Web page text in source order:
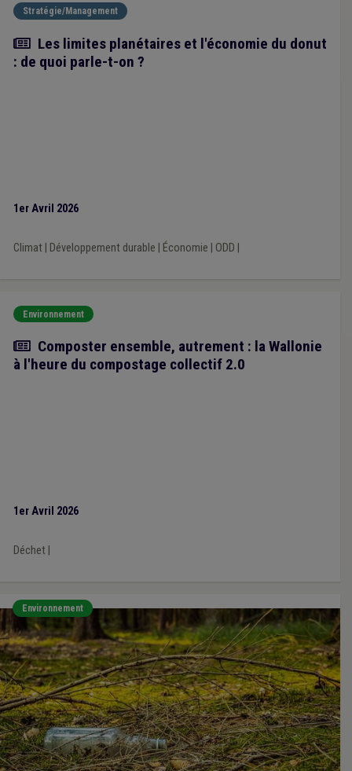
Stratégie/Management
Article
Les limites planétaires et l'économie du donut
: de quoi parle-t-on ?
1er Avril 2026
Climat| Développement durable Économie ODD
Environnement
Article
Composter ensemble, autrement : la Wallonie
à l'heure du compostage collectif 2.0
1er Avril 2026
Déchet|
Environnement